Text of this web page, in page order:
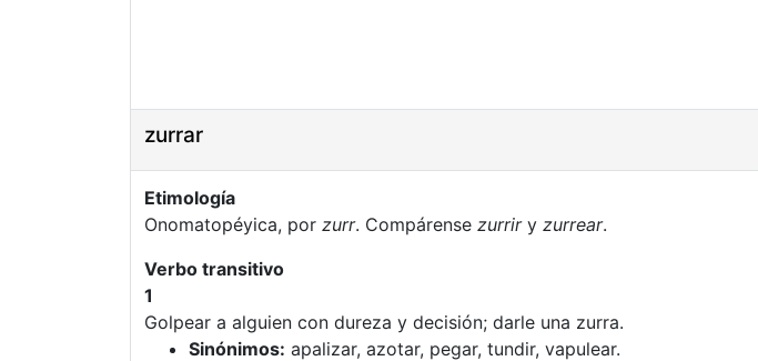
zurrar
Etimología
Onomatopéyica, por zurr. Compárense zurriry zurrear.
Verbo transitivo
1
Golpear a alguien con dureza y decisión; darle una zurra.
Sinónimos: apalizar, azotar, pegar, tundir, vapulear.